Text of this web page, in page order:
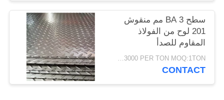
سطح BA 3 مم منقوش
201 لوح من الفولاذ
المقاوم للصدأ
USD1200-3000 PER TON MOQ:1TON
CONTACT